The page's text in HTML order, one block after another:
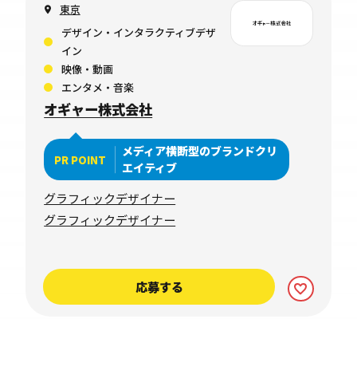
東京
デザイン・インタラクティブデザ
イン
映像・動画
エンタメ・音楽
オギャー株式会社
PR POINT
メディア横断型のブランドクリ
エイティブ
グラフィックデザイナー
グラフィックデザイナー
応募する